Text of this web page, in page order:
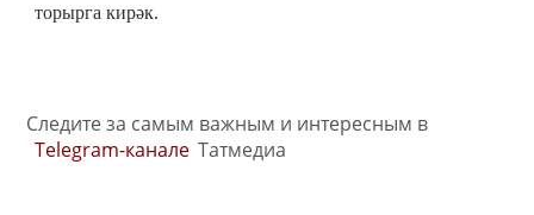
торырга кирәк.
Следите за самым важным и интересным в
Telegram-канале Татмедиа